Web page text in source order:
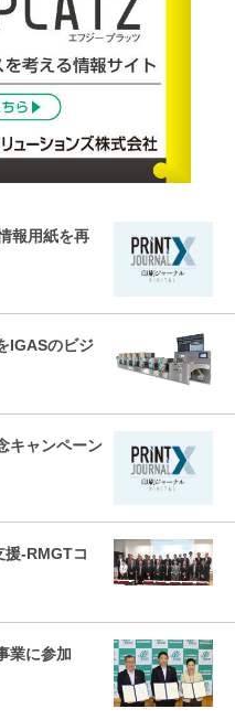
報用紙を再
IGASのビジ
キャンペーン
援-RMGTコ
業に参加